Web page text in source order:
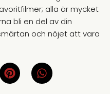
alla är mycket
bli en del av din
och nöjet att vara